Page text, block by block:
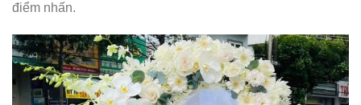
điểm nhấn.